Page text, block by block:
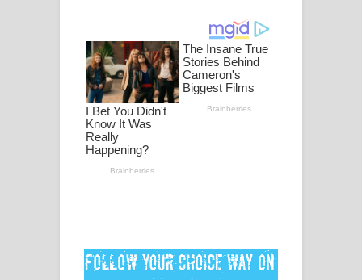
ඔබමයි මගේ ආදරේ ගීතයේ පද පෙළ
Pansal Gihin Song Lyrics - පන්සල් ගිහිං
ගීතයේ පද පෙළ
Ankeliya Song Lyrics - අංකෙළිය ගීතයේ
ගීතයේ පද පෙළ